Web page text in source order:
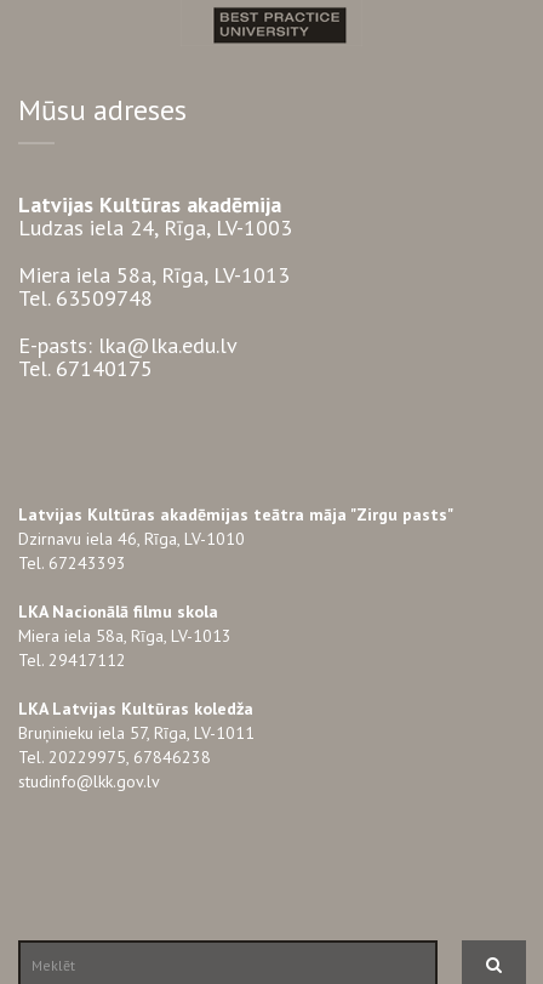
Mūsu adreses
Latvijas Kultūras akadēmija
Ludzas iela 24, Rīga, LV-1003
Miera iela 58a, Rīga, LV-1013
Tel. 63509748
E-pasts: lka@lka.edu.lv
Tel. 67140175
Latvijas Kultūras akadēmijas teātra māja "Zirgu pasts"
Dzirnavu iela 46, Rīga, LV-1010
Tel. 67243393
LKA Nacionālā filmu skola
Miera iela 58a, Rīga, LV-1013
Tel. 29417112
LKA Latvijas Kultūras koledža
Bruņinieku iela 57, Rīga, LV-1011
Tel. 20229975, 67846238
studinfo@lkk.gov.lv